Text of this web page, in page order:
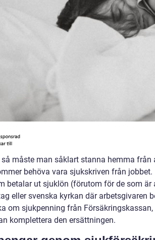
måste man såklart stanna hemma
behöva vara sjukskriven från
betalar ut sjuklön (förutom för de som
eller svenska kyrkan där arbetsgivaren
om sjukpenning från
komplettera den ersättningen.